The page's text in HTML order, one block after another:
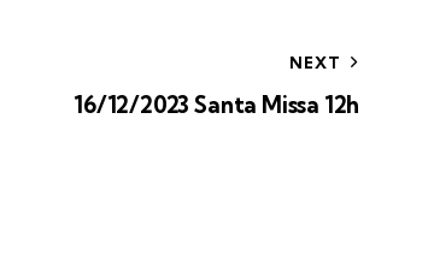
NEXT
16/12/2023 Santa Missa 12h